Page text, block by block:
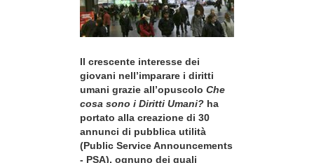
Il crescente interesse dei
giovani nell’imparare i diritti
umani grazie all’opuscolo Che
cosa sono i Diritti Umani? ha
portato alla creazione di 30
annunci di pubblica utilità
(Public Service Announcements
- PSA), ognuno dei quali